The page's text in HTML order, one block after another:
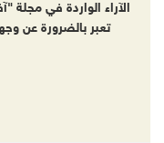
الآراء الواردة في مجلة
تعبر بالضرورة عن